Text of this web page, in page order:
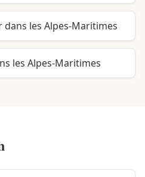
les Alpes-Maritimes
les Alpes-Maritimes